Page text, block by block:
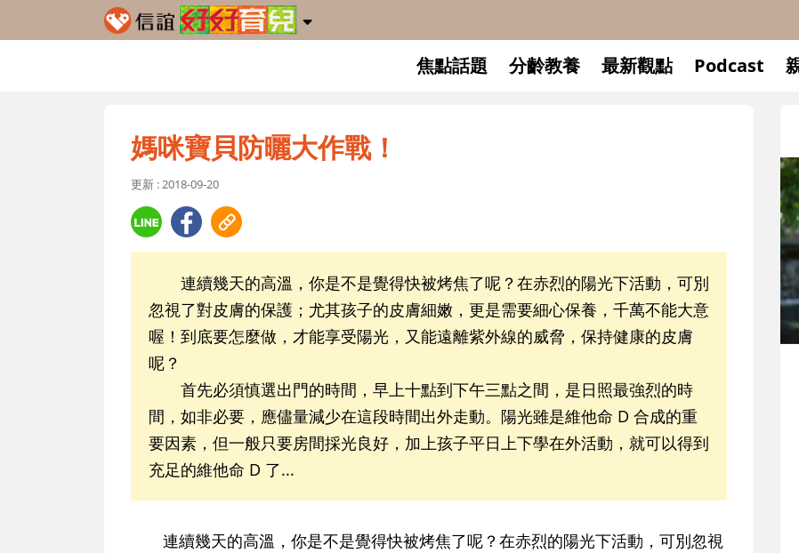
焦點話題 分齡教養 最新觀點 Podcast
媽咪寶貝防曬大作戰！
更新 : 2018-09-20
連續幾天的高溫，你是不是覺得快被烤焦了呢？在赤烈的陽光下活動，可別
忽視了對皮膚的保護；尤其孩子的皮膚細嫩，更是需要細心保養，千萬不能大意
喔！到底要怎麼做，才能享受陽光，又能遠離紫外線的威脅，保持健康的皮膚
呢？
首先必須慎選出門的時間，早上十點到下午三點之間，是日照最強烈的時
間，如非必要，應儘量減少在這段時間出外走動。陽光雖是維他命 D 合成的重
要因素，但一般只要房間採光良好，加上孩子平日上下學在外活動，就可以得到
充足的維他命 D 了...
連續幾天的高溫，你是不是覺得快被烤焦了呢？在赤烈的陽光下活動，可別忽視
寶貝即將上小學，信誼集結國小老師
和教育專家的建議，從孩子的學習、
生活及團體適應等預備能力做起，幫
小教導主任帶爸媽提前了解小一校園
生活與課業學習，無痛銜接上小學。